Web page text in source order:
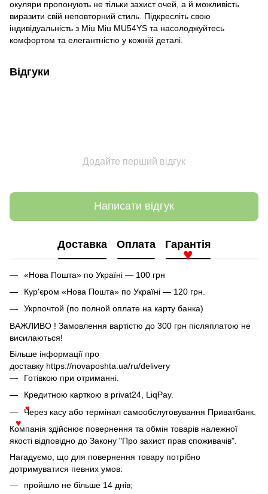
окуляри пропонують не тільки захист очей, а й можливість
виразити свій неповторний стиль. Підкресліть свою
індивідуальність з Miu Miu MU54YS та насолоджуйтесь
комфортом та елегантністю у кожній деталі.
Відгуки
Додайте перший відгук
Написати відгук
Доставка Оплата Гарантія
«Нова Пошта» по Україні — 100 грн
Кур'єром «Нова Пошта» по Україні — 120 грн.
Укрпочтой (по полной оплате на карту банка)
ВАЖЛИВО ! Замовлення вартістю до 300 грн післяплатою не
висилаються!
Більше інформації про
доставку https://novaposhta.ua/ru/delivery
Готівкою при отриманні.
Кредитною карткою в privat24, LiqPay.
Через касу або термінал самообслуговування Приватбанк.
Компанія здійснює повернення та обмін товарів належної
якості відповідно до Закону "Про захист прав споживачів".
Нагадуємо, що для повернення товару потрібно
дотримуватися певних умов:
пройшло не більше 14 днів;
♥
♥